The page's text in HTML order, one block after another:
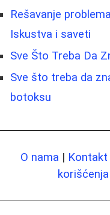
Rešavanje
Iskustva i saveti
Sve Što Treba Da
Sve što treba da
botoksu
O nama | Kontakt
korišćenja